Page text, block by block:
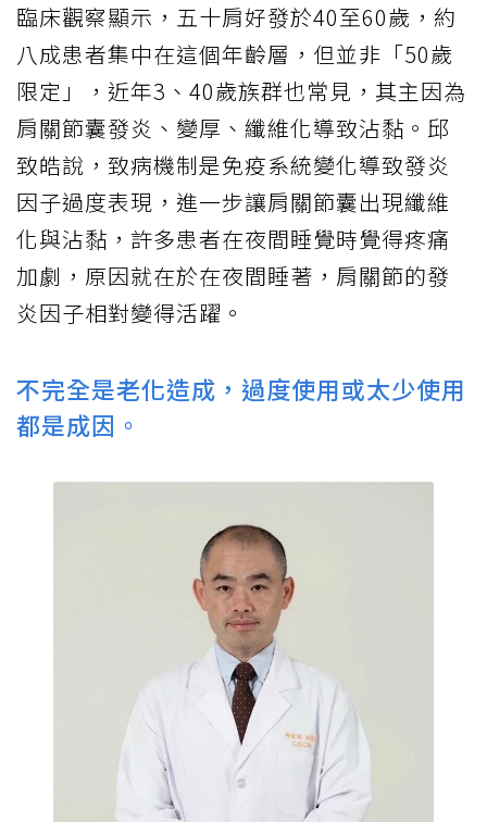
臨床觀察顯示，五十肩好發於40至60歲，約
八成患者集中在這個年齡層，但並非「50歲
限定」，近年3、40歲族群也常見，其主因為
肩關節囊發炎、變厚、纖維化導致沾黏。邱
致皓說，致病機制是免疫系統變化導致發炎
因子過度表現，進一步讓肩關節囊出現纖維
化與沾黏，許多患者在夜間睡覺時覺得疼痛
加劇，原因就在於在夜間睡著，肩關節的發
炎因子相對變得活躍。
不完全是老化造成，過度使用或太少使用
都是成因。